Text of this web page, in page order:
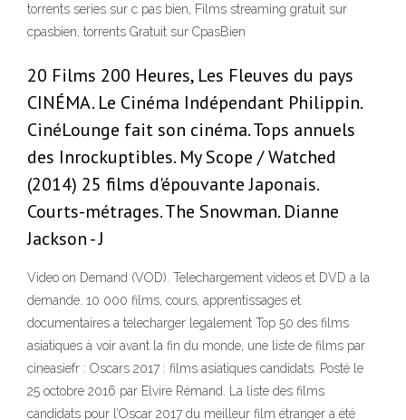
torrents series sur c pas bien, Films streaming gratuit sur
cpasbien, torrents Gratuit sur CpasBien
20 Films 200 Heures, Les Fleuves du pays
CINÉMA. Le Cinéma Indépendant Philippin.
CinéLounge fait son cinéma. Tops annuels
des Inrockuptibles. My Scope / Watched
(2014) 25 films d'épouvante Japonais.
Courts-métrages. The Snowman. Dianne
Jackson - J
Video on Demand (VOD). Telechargement videos et DVD a la
demande. 10 000 films, cours, apprentissages et
documentaires a telecharger legalement Top 50 des films
asiatiques à voir avant la fin du monde, une liste de films par
cineasiefr : Oscars 2017 : films asiatiques candidats. Posté le
25 octobre 2016 par Elvire Rémand. La liste des films
candidats pour l’Oscar 2017 du meilleur film étranger a été